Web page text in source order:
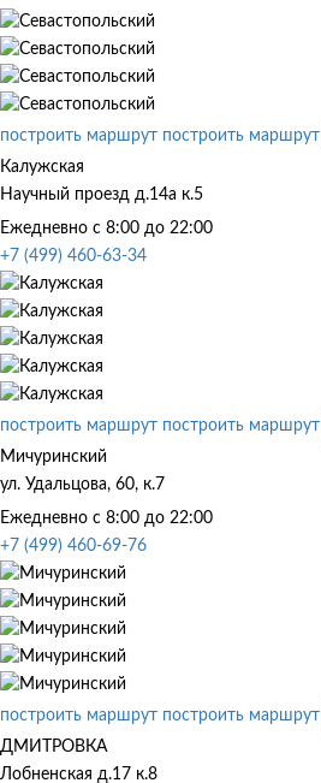
построить маршрут построить маршрут
Калужская
Научный проезд д.14а к.5
Ежедневно с 8:00 до 22:00
+7 (499) 460-63-34
построить маршрут построить маршрут
Мичуринский
ул. Удальцова, 60, к.7
Ежедневно с 8:00 до 22:00
+7 (499) 460-69-76
построить маршрут построить маршрут
ДМИТРОВКА
Лобненская д.17 к.8